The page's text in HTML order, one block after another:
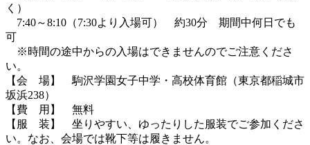
く）
7:40～8:10（7:30より入場可） 約30分 期間中何日でも
可
※時間の途中からの入場はできませんのでご注意くださ
い。
【会 場】 駒沢学園女子中学・高校体育館（東京都稲城市
坂浜238）
【費 用】 無料
【服 装】 坐りやすい、ゆったりした服装でご参加くださ
い。なお、会場では靴下等は履きません。